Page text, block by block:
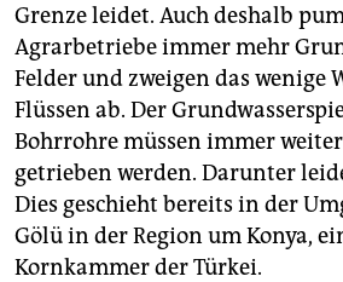
Grenze leidet. Auch deshalb
Agrarbetriebe immer mehr
Felder und zweigen das wenige
Flüssen ab. Der
Bohrrohre müssen immer
getrieben werden. Darunter
Dies geschieht bereits in der
Gölü in der Region um Konya,
Kornkammer der Türkei.